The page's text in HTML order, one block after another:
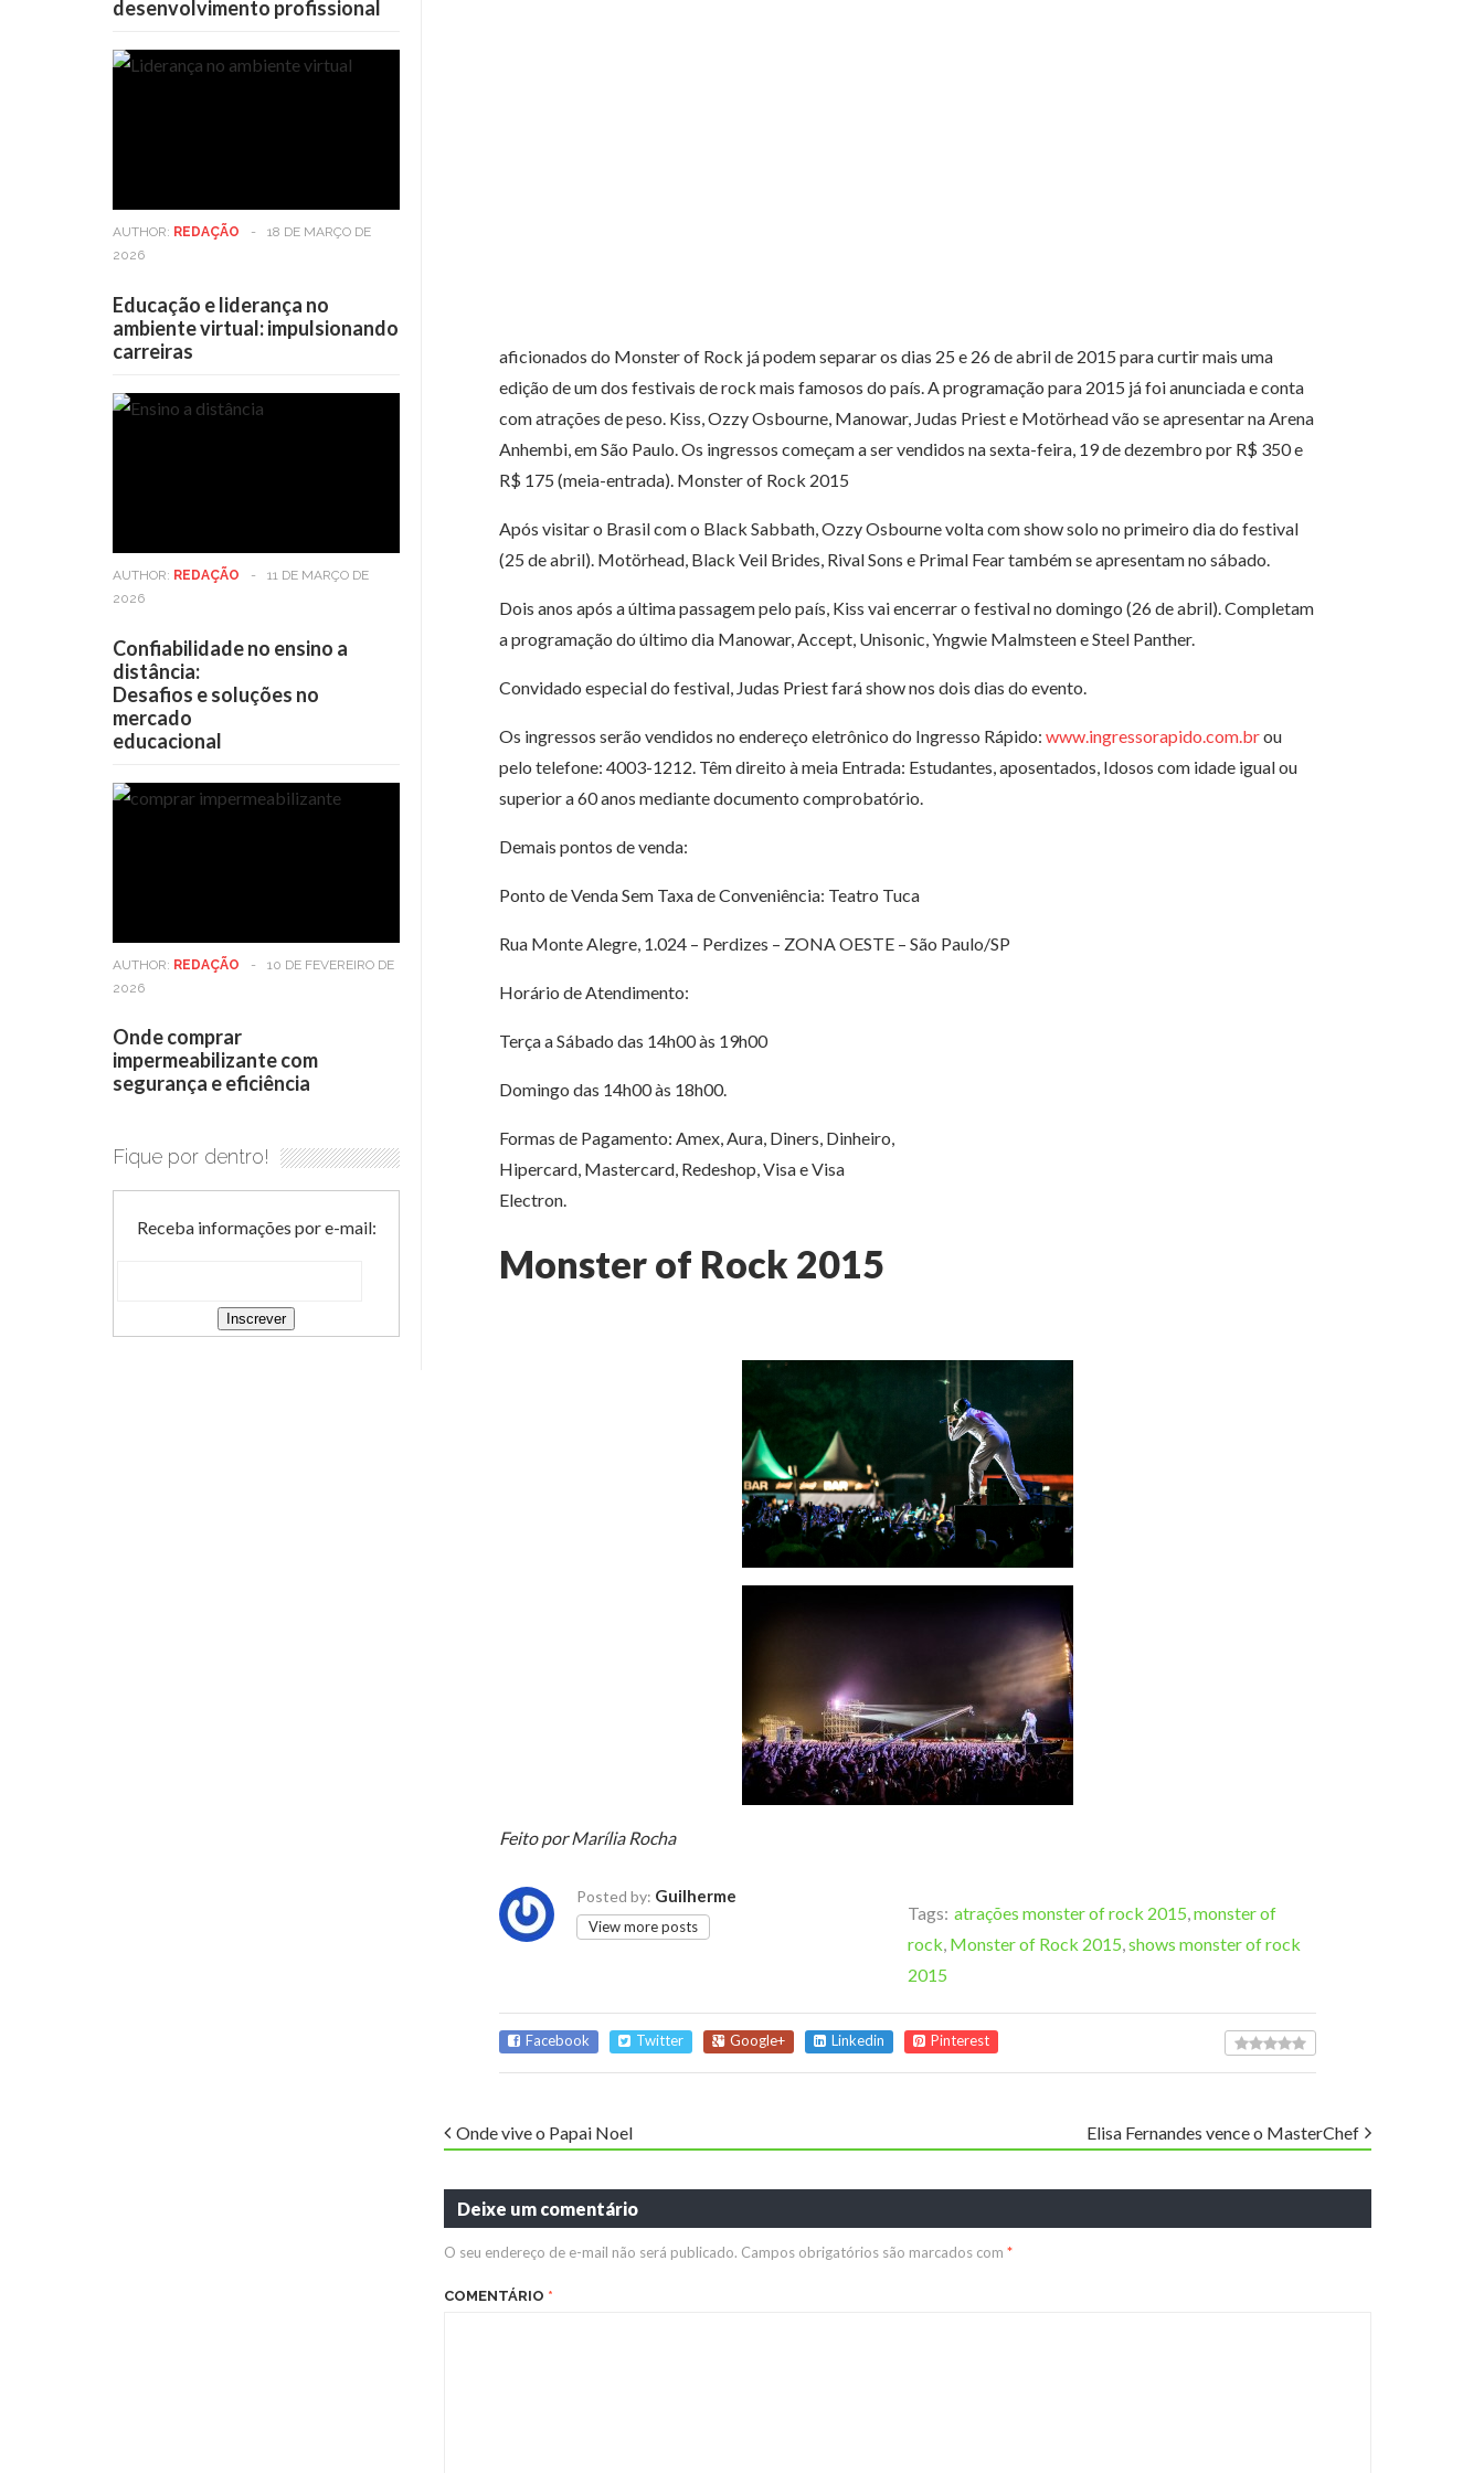
aficionados do Monster of Rock já podem separar os dias 25 e 26 de abril de 2015 para curtir mais uma
edição de um dos festivais de rock mais famosos do país. A programação para 2015 já foi anunciada e conta
com atrações de peso. Kiss, Ozzy Osbourne, Manowar, Judas Priest e Motörhead vão se apresentar na Arena
Anhembi, em São Paulo. Os ingressos começam a ser vendidos na sexta-feira, 19 de dezembro por R$ 350 e
R$ 175 (meia-entrada). Monster of Rock 2015
Após visitar o Brasil com o Black Sabbath, Ozzy Osbourne volta com show solo no primeiro dia do festival
(25 de abril). Motörhead, Black Veil Brides, Rival Sons e Primal Fear também se apresentam no sábado.
Dois anos após a última passagem pelo país, Kiss vai encerrar o festival no domingo (26 de abril). Completam
a programação do último dia Manowar, Accept, Unisonic, Yngwie Malmsteen e Steel Panther.
Convidado especial do festival, Judas Priest fará show nos dois dias do evento.
Os ingressos serão vendidos no endereço eletrônico do Ingresso Rápido: www.ingressorapido.com.brou
pelo telefone: 4003-1212. Têm direito à meia Entrada: Estudantes, aposentados, Idosos com idade igual ou
superior a 60 anos mediante documento comprobatório.
Demais pontos de venda:
Ponto de Venda Sem Taxa de Conveniência: Teatro Tuca
Rua Monte Alegre, 1.024 – Perdizes – ZONA OESTE – São Paulo/SP
Horário de Atendimento:
Terça a Sábado das 14h00 às 19h00
Domingo das 14h00 às 18h00.
Formas de Pagamento: Amex, Aura, Diners, Dinheiro,
Hipercard, Mastercard, Redeshop, Visa e Visa
Electron.
Monster of Rock 2015
Feito por Marília Rocha
Posted by: Guilherme
View more posts
Tags: atrações monster of rock 2015 monster of
rock Monster of Rock 2015 shows monster of rock
2015
Facebook Twitter Google+ Linkedin Pinterest
Onde vive o Papai Noel Elisa Fernandes vence o MasterChef
Deixe um comentário
O seu endereço de e-mail não será publicado. Campos obrigatórios são marcados com *
COMENTÁRIO *
desenvolvimento profissional
AUTHOR: REDAÇÃO -
18 DE MARÇO DE
2026
Educação e liderança no
ambiente virtual: impulsionando
carreiras
AUTHOR: REDAÇÃO -
11 DE MARÇO DE
2026
Confiabilidade no ensino a
distância:
Desafios e soluções no
mercado
educacional
AUTHOR: REDAÇÃO -
10 DE FEVEREIRO DE
2026
Onde comprar
impermeabilizante com
segurança e eficiência
Fique por dentro!
Receba informações por e-mail: